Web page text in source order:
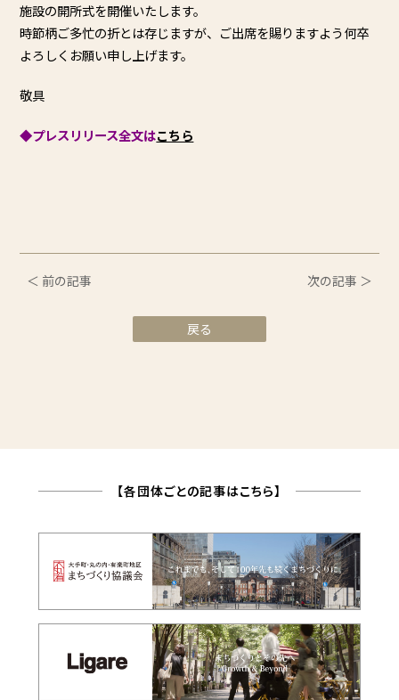
施設の開所式を開催いたします。
時節柄ご多忙の折とは存じますが、ご出席を賜りますよう何卒
よろしくお願い申し上げます。
敬具
◆プレスリリース全文はこちら
＜ 前の記事 次の記事 ＞
戻る
【各団体ごとの記事はこちら】